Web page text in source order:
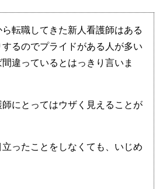
転職してきた新人看護師はある
るのでプライドがある人が多い
違っているとはっきり言いま
にとってはウザく見えることが
ったことをしなくても、いじめ